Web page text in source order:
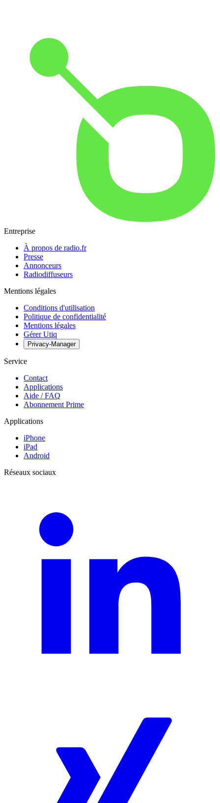
Entreprise
À propos de radio.fr
Presse
Annonceurs
Radiodiffuseurs
Mentions légales
Conditions d'utilisation
Politique de confidentialité
Mentions légales
Gérer Utiq
Privacy-Manager
Service
Contact
Applications
Aide / FAQ
Abonnement Prime
Applications
iPhone
iPad
Android
Réseaux sociaux